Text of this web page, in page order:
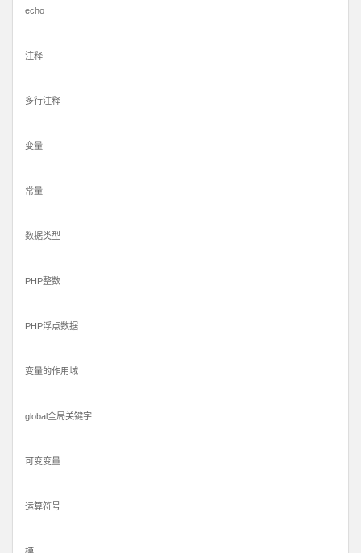
echo
注释
多行注释
变量
常量
数据类型
PHP整数
PHP浮点数据
变量的作用域
global全局关键字
可变变量
运算符号